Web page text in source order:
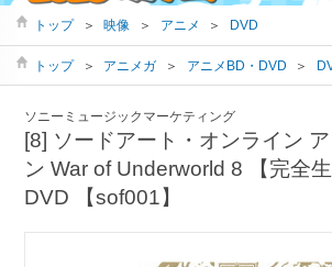
トップ ＞ 映像 ＞ アニメ ＞ DVD
トップ ＞ アニメガ ＞ アニメBD・DVD ＞
ソニーミュージックマーケティング
[8] ソードアート・オンライン
ン War of Underworld 8 【完全生
DVD 【sof001】